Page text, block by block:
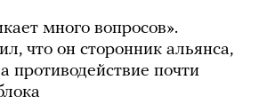
много вопросов».
что он сторонник альянса,
противодействие почти